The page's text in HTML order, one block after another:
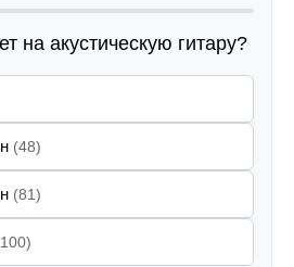
на акустическую гитару?
(48)
(81)